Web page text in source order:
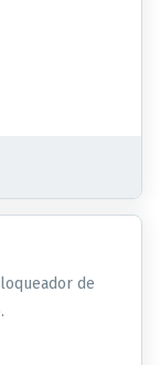
de